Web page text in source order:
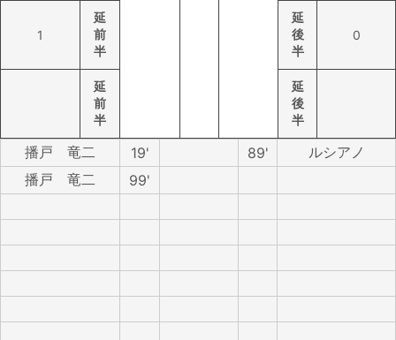
1
延
前
半
延
後
半
0
延
前
半
延
後
半
播戸 竜二 19' 89'
ルシアノ
播戸 竜二
99'